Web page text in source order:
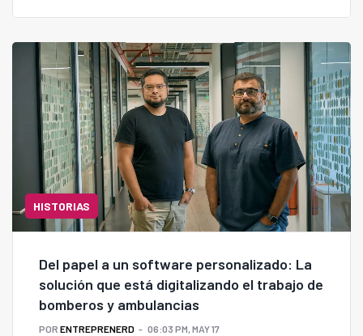
HISTORIAS
Del papel a un software personalizado: La
solución que está digitalizando el trabajo de
bomberos y ambulancias
POR ENTREPRENERD 06:03 PM, MAY 17